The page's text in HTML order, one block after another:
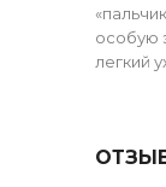
особую
легкий